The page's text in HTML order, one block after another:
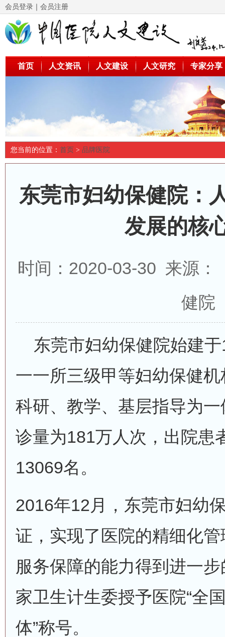
会员登录 ｜ 会员注册
首页 人文资讯 人文建设 人文研究 专家分享
您当前的位置： 首页 > 品牌医院
东莞市妇幼保健院：
发展的核
时间：2020-03-30 来源：
健院
东莞市妇幼保健院始建
一一所三级甲等妇幼保健
科研、教学、基层指导为
诊量为181万人次，出院患
13069名。
2016年12月，东莞市妇幼
证，实现了医院的精细化
服务保障的能力得到进一
家卫生计生委授予医院“全
体”称号。